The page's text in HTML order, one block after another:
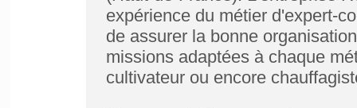
expérience du métier d'expert-
de assurer la bonne
missions adaptées à chaque
cultivateur ou encore